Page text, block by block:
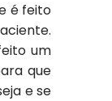
é feito
um
que
e se